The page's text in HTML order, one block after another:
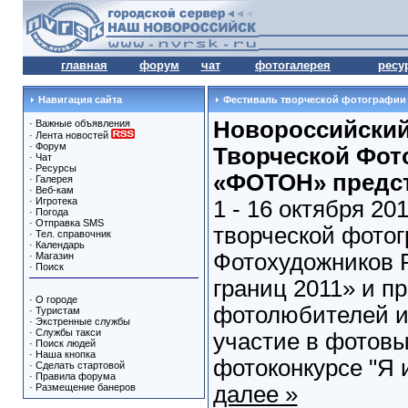
главная форум чат фотогалерея
Навигация сайта
· Важные объявления
· Лента новостей
· Форум
· Чат
· Ресурсы
· Галерея
· Веб-кам
· Игротека
· Погода
· Отправка SMS
· Тел. справочник
· Календарь
· Магазин
· Поиск
· О городе
· Туристам
· Экстренные службы
· Службы такси
· Поиск людей
· Наша кнопка
· Сделать стартовой
· Правила форума
· Размещение банеров
Фестиваль творческой фотографии
Творческой
«ФОТОН»
1 - 16 октября
творческой
Фотохудожников
границ 2011» и
фотолюбителей
участие в
фотоконкурсе "Я
далее »